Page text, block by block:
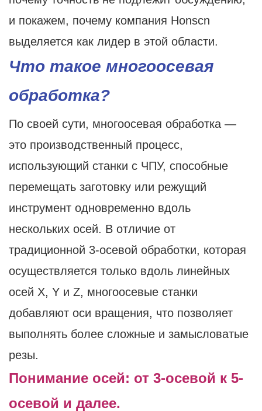
и покажем, почему компания Honscn
выделяется как лидер в этой области.
Что такое многоосевая
обработка?
По своей сути, многоосевая обработка —
это производственный процесс,
использующий станки с ЧПУ, способные
перемещать заготовку или режущий
инструмент одновременно вдоль
нескольких осей. В отличие от
традиционной 3-осевой обработки, которая
осуществляется только вдоль линейных
осей X, Y и Z, многоосевые станки
добавляют оси вращения, что позволяет
выполнять более сложные и замысловатые
резы.
Понимание осей: от 3-осевой к 5-
осевой и далее.